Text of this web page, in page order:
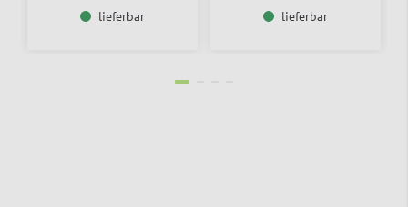
lieferbar lieferbar